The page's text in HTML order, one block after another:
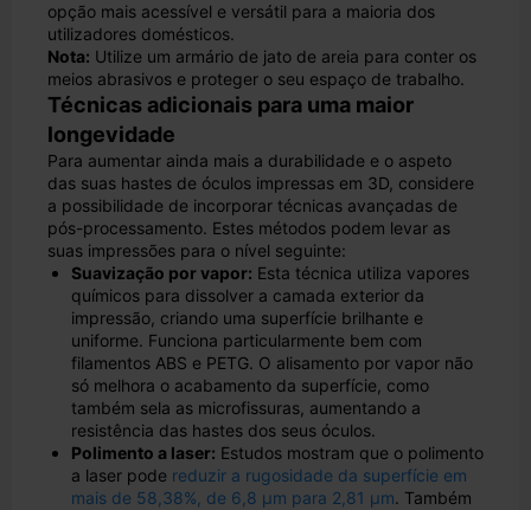
opção mais acessível e versátil para a maioria dos
utilizadores domésticos.
Nota: Utilize um armário de jato de areia para conter os
meios abrasivos e proteger o seu espaço de trabalho.
Técnicas adicionais para uma maior
longevidade
Para aumentar ainda mais a durabilidade e o aspeto
das suas hastes de óculos impressas em 3D, considere
a possibilidade de incorporar técnicas avançadas de
pós-processamento. Estes métodos podem levar as
suas impressões para o nível seguinte:
Suavização por vapor: Esta técnica utiliza vapores
químicos para dissolver a camada exterior da
impressão, criando uma superfície brilhante e
uniforme. Funciona particularmente bem com
filamentos ABS e PETG. O alisamento por vapor não
só melhora o acabamento da superfície, como
também sela as microfissuras, aumentando a
resistência das hastes dos seus óculos.
Polimento a laser: Estudos mostram que o polimento
a laser pode reduzir a rugosidade da superfície em
mais de 58,38%, de 6,8 μm para 2,81 μm. Também